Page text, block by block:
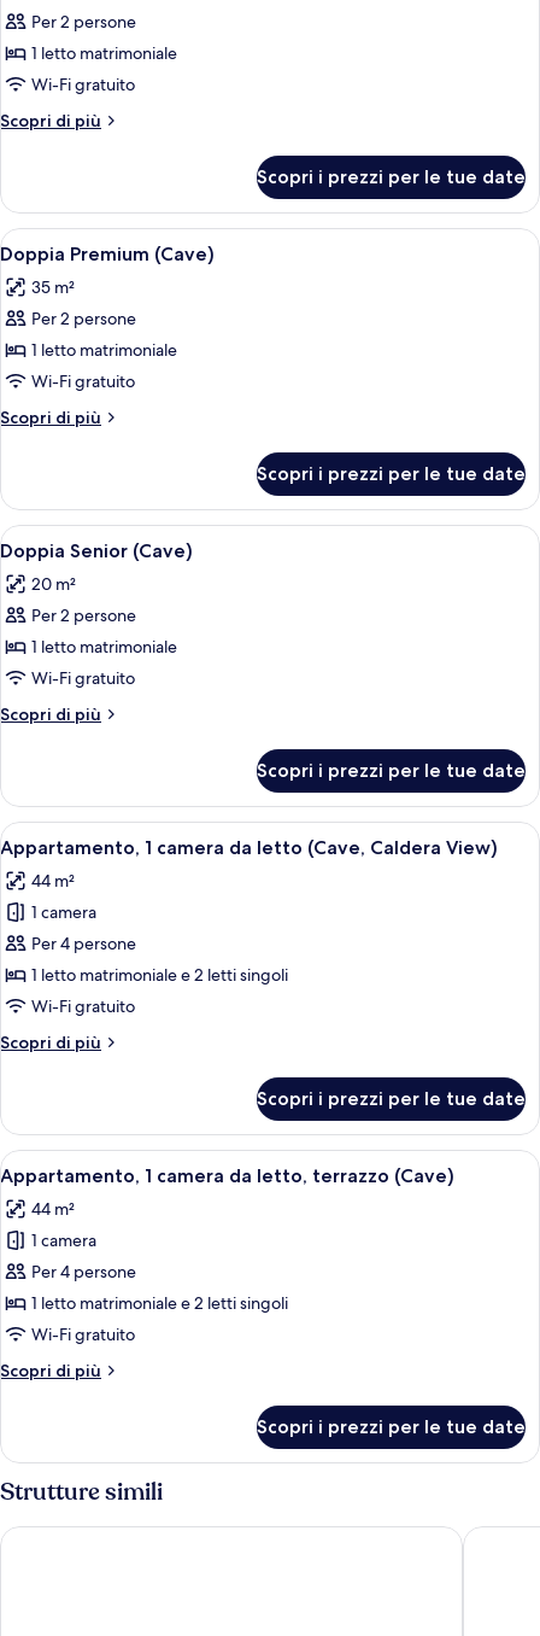
foto
per
Camera
doppia
(Budget)
Per 2 persone
1 letto matrimoniale
Wi-Fi gratuito
Scopri di più
Altri
doppia
(Budget)
Scopri i prezzi per le tue date
Apri
tutte
le
foto
per
Doppia
Premium
(Cave)
Doppia Premium (Cave) | Una
9
Doppia Premium (Cave)
35 m²
Per 2 persone
1 letto matrimoniale
Wi-Fi gratuito
Scopri di più
Altri
Premium
(Cave)
Scopri i prezzi per le tue date
Apri
tutte
le
foto
per
Doppia
Senior
(Cave)
Doppia Senior (Cave) | Una
9
Doppia Senior (Cave)
20 m²
Per 2 persone
1 letto matrimoniale
Wi-Fi gratuito
Scopri di più
Altri
Senior
(Cave)
Scopri i prezzi per le tue date
Apri
tutte
le
foto
per
Appartamento,
1
da
Caldera
View)
Appartamento, 1 camera da letto
7
Appartamento, 1 camera da letto (Cave, Caldera View)
44 m²
1 camera
Per 4 persone
1 letto matrimoniale e 2 letti singoli
Wi-Fi gratuito
Scopri di più
Altri
1
camera
da
letto
(Cave,
Caldera
View)
Scopri i prezzi per le tue date
Apri
tutte
le
foto
per
Appartamento,
1
da
(Cave)
Un soggiorno moderno con zona
9
Appartamento, 1 camera da letto, terrazzo (Cave)
44 m²
1 camera
Per 4 persone
1 letto matrimoniale e 2 letti singoli
Wi-Fi gratuito
Scopri di più
Altri
1
camera
da
letto,
terrazzo
Scopri i prezzi per le tue date
Strutture simili
Hotel Sunny Villas